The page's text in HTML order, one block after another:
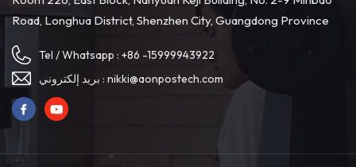
Road, Longhua District, Shenzhen City, Guangdong Province
Tel / Whatsapp : +86 -15999943922
بريد إلكتروني : nikki@aonpostech.com